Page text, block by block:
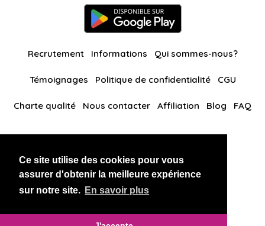
Ce site utilise des cookies pour vous
assurer d'obtenir la meilleure expérience
sur notre site. En savoir plus
Recrutement Informations Qui sommes-nous?
Témoignages Politique de confidentialité CGU
Charte qualité Nous contacter Affiliation Blog FAQ
BlackAndBeauties RussianKisses